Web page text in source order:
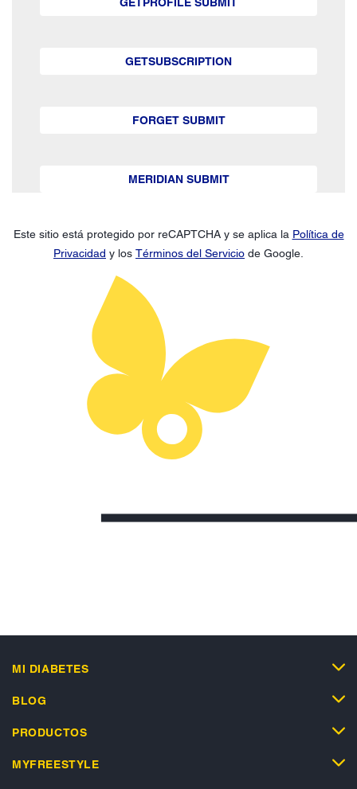
GETSUBSCRIPTION
FORGET SUBMIT
MERIDIAN SUBMIT
Este sitio está protegido por reCAPTCHA y se aplica la Política de
Privacidad y los Términos del Servicio de Google.
MI DIABETES
BLOG
PRODUCTOS
MYFREESTYLE